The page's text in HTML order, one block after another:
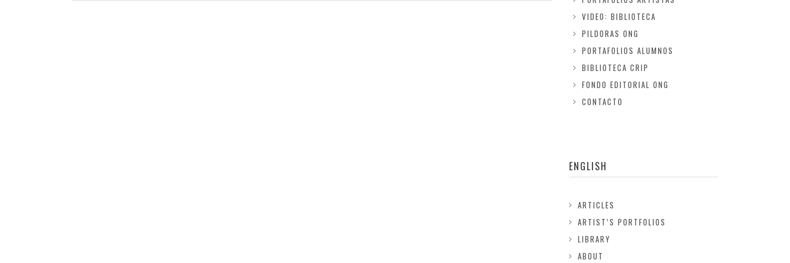
VIDEO: BIBLIOTECA
PILDORAS ONG
PORTAFOLIOS ALUMNOS
BIBLIOTECA CRIP
FONDO EDITORIAL ONG
CONTACTO
ENGLISH
ARTICLES
ARTIST’S PORTFOLIOS
LIBRARY
ABOUT